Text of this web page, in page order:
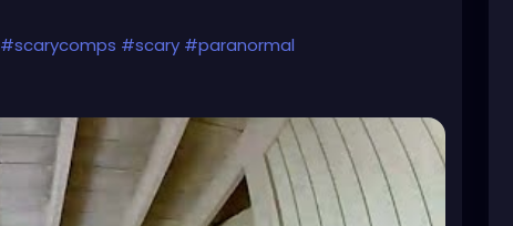
#scarycomps #scary #paranormal